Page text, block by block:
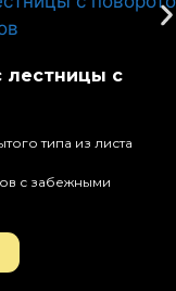
лестницы с
типа из листа
с забежными